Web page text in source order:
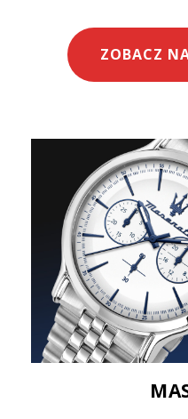
ZOBACZ